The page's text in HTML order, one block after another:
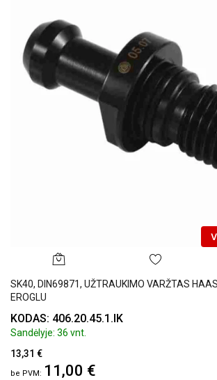
SK40, DIN69871, UŽTRAUKIMO VARŽTAS
EROGLU
KODAS: 406.20.45.1.IK
Sandėlyje: 36 vnt.
13,31 €
11,00 €